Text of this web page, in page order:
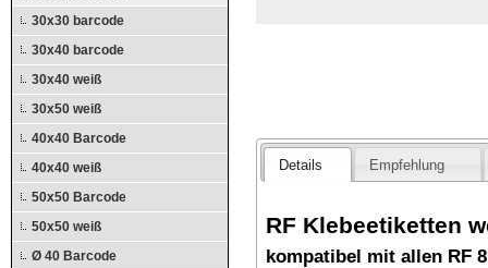
30x30 barcode
30x40 barcode
30x40 weiß
30x50 weiß
40x40 Barcode
40x40 weiß
50x50 Barcode
50x50 weiß
Ø 40 Barcode
Details Empfehlung
RF Klebeetiketten
kompatibel mit allen RF